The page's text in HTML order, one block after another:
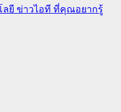
ลยี ข่าวไอที ที่คุณอยากรู้